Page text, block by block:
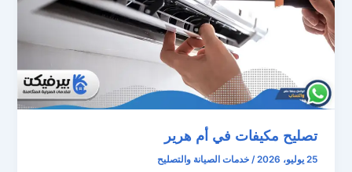
تصليح مكيفات في أم هرير
25 يوليو، 2026 /خدمات الصيانة والتصليح